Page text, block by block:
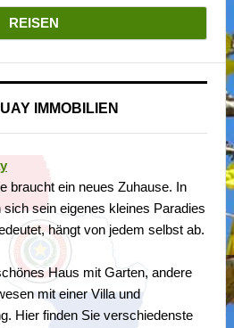
REISEN
IMMOBILIEN
braucht ein neues Zuhause. In
sein eigenes kleines Paradies
hängt von jedem selbst ab.
Haus mit Garten, andere
mit einer Villa und
Hier finden Sie verschiedenste